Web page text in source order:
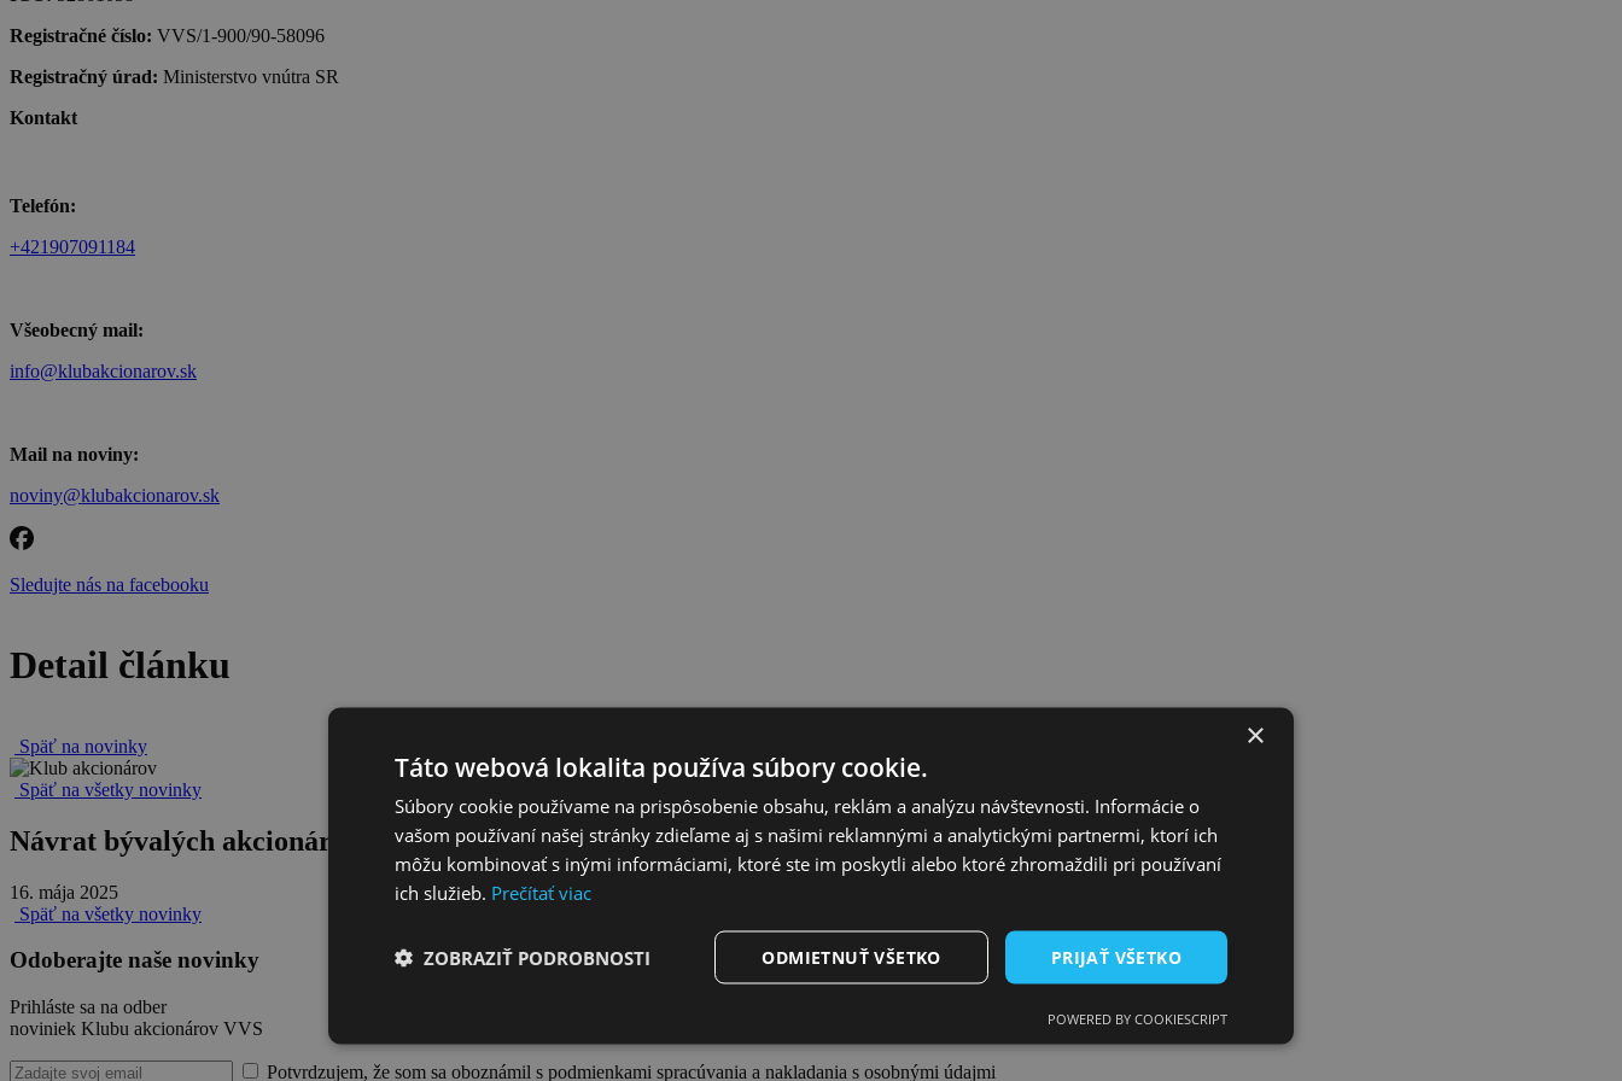
Registračné číslo: VVS/1-900/90-58096
Registračný úrad: Ministerstvo vnútra SR
Kontakt
Telefón:
+421907091184
Všeobecný mail:
info@klubakcionarov.sk
Mail na noviny:
noviny@klubakcionarov.sk
Sledujte nás na facebooku
Detail článku
Späť na novinky
Späť na všetky novinky
Návrat bývalých akcionárov do VVS?
16. mája 2025
Späť na všetky novinky
Odoberajte naše novinky
Prihláste sa na odber
noviniek Klubu akcionárov VVS
Potvrdzujem, že som sa oboznámil s podmienkami spracúvania a nakladania s osobnými údajmi
×
Táto webová lokalita používa súbory cookie.
Súbory cookie používame na prispôsobenie obsahu, reklám a analýzu návštevnosti. Informácie o
vašom používaní našej stránky zdieľame aj s našimi reklamnými a analytickými partnermi, ktorí ich
môžu kombinovať s inými informáciami, ktoré ste im poskytli alebo ktoré zhromaždili pri používaní
ich služieb. Prečítať viac
PRIJAŤ VŠETKO
ODMIETNUŤ VŠETKO
ZOBRAZIŤ PODROBNOSTI
POWERED BY COOKIESCRIPT